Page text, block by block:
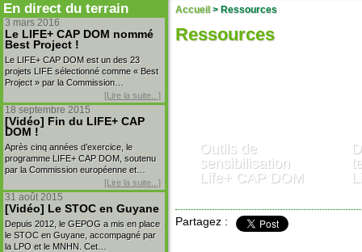
En direct du terrain
3 mars 2016
Le LIFE+ CAP DOM nommé
Best Project !
Le LIFE+ CAP DOM est un des 23
projets LIFE sélectionné comme « Best
Project » par la Commission…
[Lire la suite...]
18 septembre 2015
[Vidéo] Fin du LIFE+ CAP
DOM !
Après cinq années d’exercice, le
programme LIFE+ CAP DOM, soutenu
par la Commission européenne et…
[Lire la suite...]
31 août 2015
[Vidéo] Le STOC en Guyane
Depuis 2012, le GEPOG a mis en place
le STOC en Guyane, accompagné par
la LPO et le MNHN. Cet…
Accueil>Ressources
Ressources
Outils de
sensibilisation
Life+ CAP DOM
Partagez :